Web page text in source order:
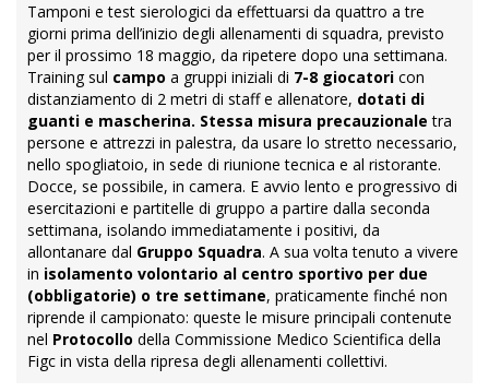
Tamponi e test sierologici da effettuarsi da quattro a tre
giorni prima dell’inizio degli allenamenti di squadra, previsto
per il prossimo 18 maggio, da ripetere dopo una settimana.
Training sul campo a gruppi iniziali di 7-8 giocatori con
distanziamento di 2 metri di staff e allenatore, dotati di
guanti e mascherina. Stessa misura precauzionaletra
persone e attrezzi in palestra, da usare lo stretto necessario,
nello spogliatoio, in sede di riunione tecnica e al ristorante.
Docce, se possibile, in camera. E avvio lento e progressivo di
esercitazioni e partitelle di gruppo a partire dalla seconda
settimana, isolando immediatamente i positivi, da
allontanare dal Gruppo Squadra. A sua volta tenuto a vivere
in isolamento volontario al centro sportivo per due
(obbligatorie) o tre settimane, praticamente finché non
riprende il campionato: queste le misure principali contenute
nel Protocollo della Commissione Medico Scientifica della
Figc in vista della ripresa degli allenamenti collettivi.